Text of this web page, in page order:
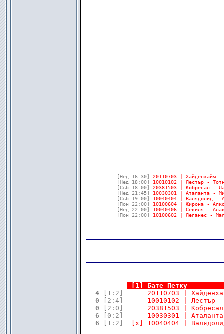
[Нед 16:30]
20110703 |
[Нед 18:00]
10010102 |
[Съб 18:00]
20381503 |
[Нед 21:45]
10030301 |
[Съб 19:00]
10040404 |
[Пон 22:00]
10100604 |
[Нед 22:00]
10040406 |
[Пон 22:00]
10100602 |
[1] Бате Петку
4
[1:2]
20110703 |
0
[2:4]
10010102 | Лестър
0
[2:0]
20381503 |
6
[0:2]
10030301 |
6
[1:2]
[x] 10040404 |